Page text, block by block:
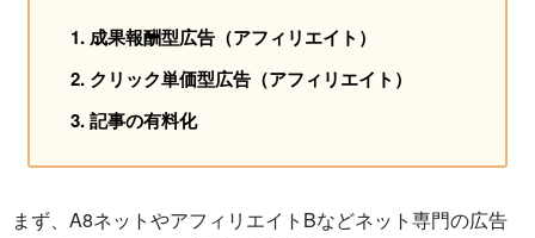
成果報酬型広告（アフィリエイト）
クリック単価型広告（アフィリエイト）
記事の有料化
まず、A8ネットやアフィリエイトBなどネット専門の広告